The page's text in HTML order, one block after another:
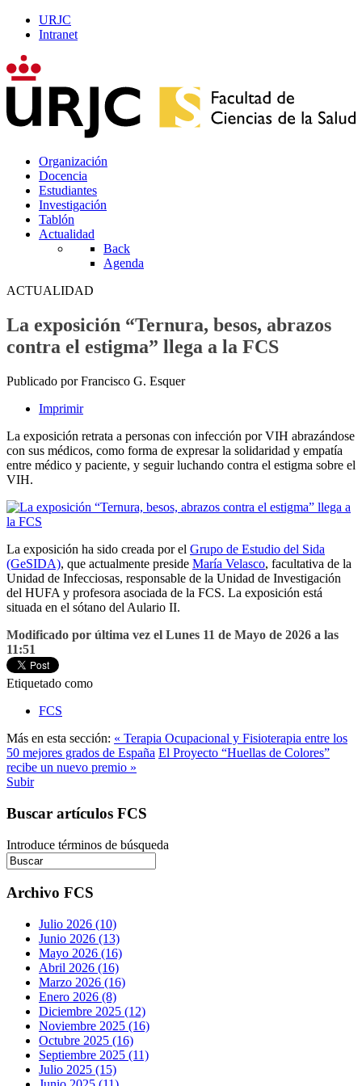
URJC
Intranet
Organización
Docencia
Estudiantes
Investigación
Tablón
Actualidad
Back
Agenda
ACTUALIDAD
La exposición “Ternura, besos, abrazos
contra el estigma” llega a la FCS
Publicado por Francisco G. Esquer
Imprimir
La exposición retrata a personas con infección por VIH abrazándose
con sus médicos, como forma de expresar la solidaridad y empatía
entre médico y paciente, y seguir luchando contra el estigma sobre el
VIH.
La exposición ha sido creada por el Grupo de Estudio del Sida
(GeSIDA), que actualmente preside María Velasco, facultativa de la
Unidad de Infecciosas, responsable de la Unidad de Investigación
del HUFA y profesora asociada de la FCS. La exposición está
situada en el sótano del Aulario II.
Modificado por última vez el Lunes 11 de Mayo de 2026 a las
11:51
Etiquetado como
FCS
Más en esta sección: « Terapia Ocupacional y Fisioterapia entre los
50 mejores grados de España El Proyecto “Huellas de Colores”
recibe un nuevo premio »
Subir
Buscar artículos FCS
Introduce términos de búsqueda
Archivo FCS
Julio 2026 (10)
Junio 2026 (13)
Mayo 2026 (16)
Abril 2026 (16)
Marzo 2026 (16)
Enero 2026 (8)
Diciembre 2025 (12)
Noviembre 2025 (16)
Octubre 2025 (16)
Septiembre 2025 (11)
Julio 2025 (15)